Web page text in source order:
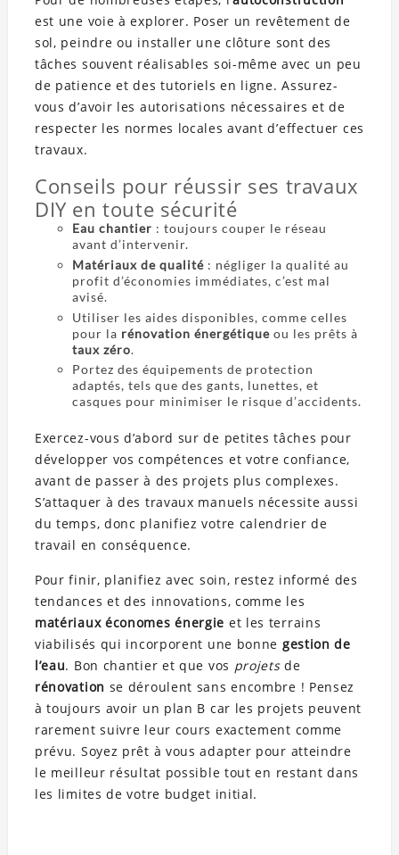
est une voie à explorer. Poser un revêtement de
sol, peindre ou installer une clôture sont des
tâches souvent réalisables soi-même avec un peu
de patience et des tutoriels en ligne. Assurez-
vous d’avoir les autorisations nécessaires et de
respecter les normes locales avant d’effectuer ces
travaux.
Conseils pour réussir ses travaux
DIY en toute sécurité
Eau chantier : toujours couper le réseau
avant d’intervenir.
Matériaux de qualité: négliger la qualité au
profit d’économies immédiates, c’est mal
avisé.
Utiliser les aides disponibles, comme celles
pour la rénovation énergétiqueou les prêts à
taux zéro.
Portez des équipements de protection
adaptés, tels que des gants, lunettes, et
casques pour minimiser le risque d’accidents.
Exercez-vous d’abord sur de petites tâches pour
développer vos compétences et votre confiance,
avant de passer à des projets plus complexes.
S’attaquer à des travaux manuels nécessite aussi
du temps, donc planifiez votre calendrier de
travail en conséquence.
Pour finir, planifiez avec soin, restez informé des
tendances et des innovations, comme les
matériaux économes énergie et les terrains
viabilisés qui incorporent une bonne gestion de
l’eau. Bon chantier et que vos projetsde
rénovation se déroulent sans encombre ! Pensez
à toujours avoir un plan B car les projets peuvent
rarement suivre leur cours exactement comme
prévu. Soyez prêt à vous adapter pour atteindre
le meilleur résultat possible tout en restant dans
les limites de votre budget initial.